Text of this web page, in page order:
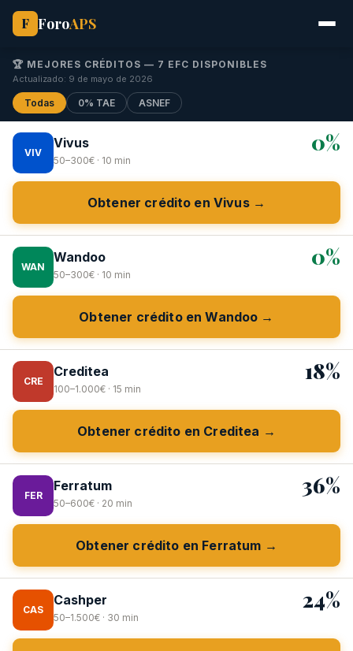
F ForoAPS
🏆 MEJORES CRÉDITOS — 7 EFC DISPONIBLES
Actualizado: 9 de mayo de 2026
Todas 0% TAE ASNEF
VIV
Vivus
50–300€ · 10 min
0%
Obtener crédito en Vivus →
WAN
Wandoo
50–300€ · 10 min
0%
Obtener crédito en Wandoo →
CRE
Creditea
100–1.000€ · 15 min
18%
Obtener crédito en Creditea →
FER
Ferratum
50–600€ · 20 min
36%
Obtener crédito en Ferratum →
CAS
Cashper
50–1.500€ · 30 min
24%